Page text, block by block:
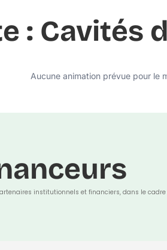
: Cavités
Aucune animation prévue pour le
institutionnels et financiers, dans le